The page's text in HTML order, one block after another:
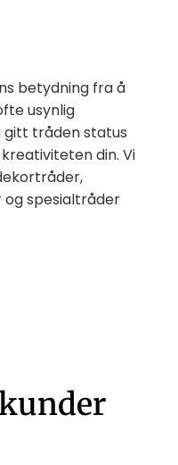
betydning fra å
usynlig
gitt tråden status
din. Vi
spesialtråder